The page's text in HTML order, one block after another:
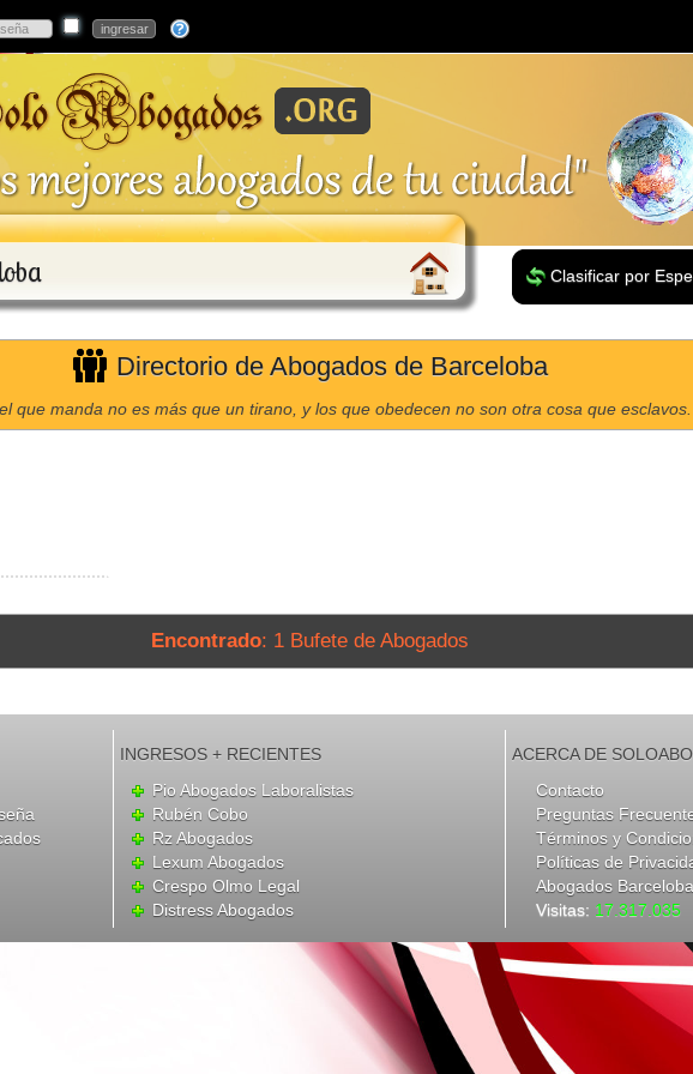
Clasificar por
Directorio de Abogados de Barceloba
que manda no es más que un tirano, y los que obedecen no son otra cosa que esclavos.
Encontrado: 1 Bufete de Abogados
INGRESOS + RECIENTES
Pio Abogados Laboralistas
Rubén Cobo
Rz Abogados
Lexum Abogados
Crespo Olmo Legal
Distress Abogados
ACERCA DE
Contacto
Preguntas
Términos y
Políticas de
Abogados Barceloba
Visitas: 17.317.035